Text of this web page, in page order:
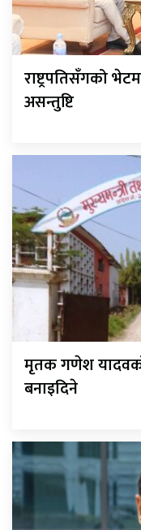
राष्ट्रपतिसँगको
असन्तुष्टि
मृतक गणेश
बनाइदिने